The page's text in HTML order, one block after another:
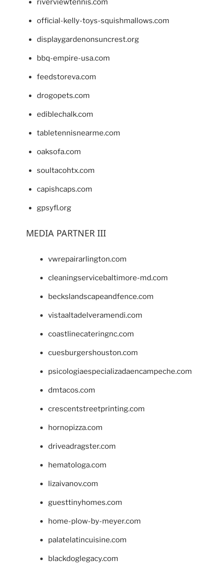
riverviewtennis.com
official-kelly-toys-squishmallows.com
displaygardenonsuncrest.org
bbq-empire-usa.com
feedstoreva.com
drogopets.com
ediblechalk.com
tabletennisnearme.com
oaksofa.com
soultacohtx.com
capishcaps.com
gpsyfl.org
MEDIA PARTNER III
vwrepairarlington.com
cleaningservicebaltimore-md.com
beckslandscapeandfence.com
vistaaltadelveramendi.com
coastlinecateringnc.com
cuesburgershouston.com
psicologiaespecializadaencampeche.com
dmtacos.com
crescentstreetprinting.com
hornopizza.com
driveadragster.com
hematologa.com
lizaivanov.com
guesttinyhomes.com
home-plow-by-meyer.com
palatelatincuisine.com
blackdoglegacy.com